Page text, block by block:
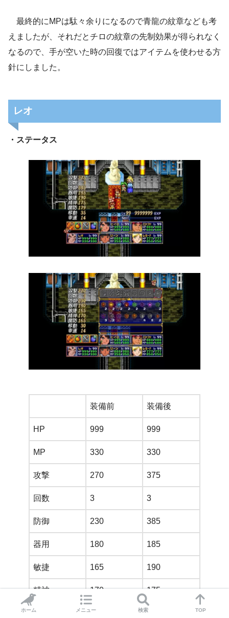
最終的にMPは駄々余りになるので青龍の紋章なども考
えましたが、それだとチロの紋章の先制効果が得られなく
なるので、手が空いた時の回復ではアイテムを使わせる方
針にしました。
レオ
・ステータス
装備前 装備後
HP 999 999
MP 330 330
攻撃 270 375
回数 3 3
防御 230 385
器用 180 185
敏捷 165 190
精神 170 175
魔防 165 179
ホーム メニュー 検索 TOP